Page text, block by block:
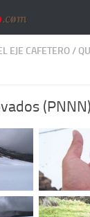
EJE CAFETERO/
(PNNN)